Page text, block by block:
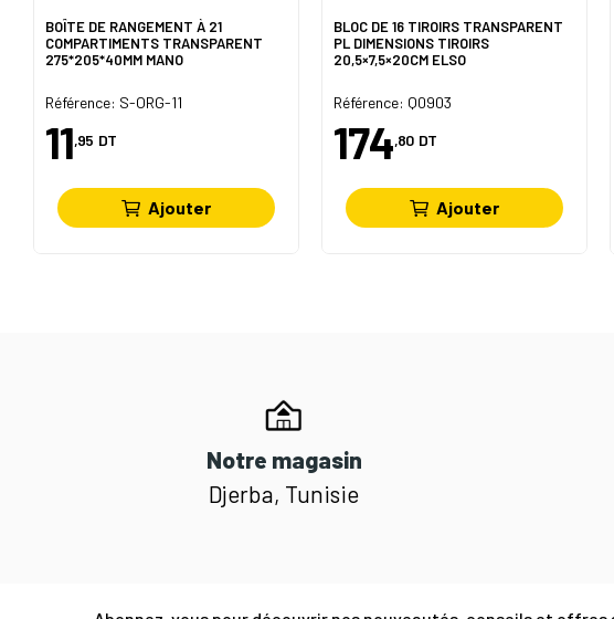
BOÎTE DE RANGEMENT À 21
COMPARTIMENTS TRANSPARENT
275*205*40MM MANO
Référence: S-ORG-11
11,95 DT
Ajouter
BLOC DE 16 TIROIRS TRANSPARENT
PL DIMENSIONS TIROIRS
20,5×7,5×20CM ELSO
Référence: Q0903
174,80 DT
Ajouter
Notre magasin
Djerba, Tunisie